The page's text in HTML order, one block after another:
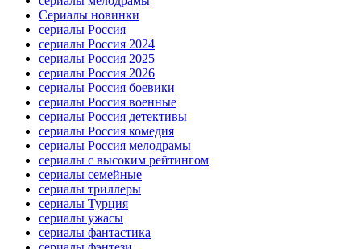
Сериалы новинки
сериалы Россия
сериалы Россия 2024
сериалы Россия 2025
сериалы Россия 2026
сериалы Россия боевики
сериалы Россия военные
сериалы Россия детективы
сериалы Россия комедия
сериалы Россия мелодрамы
сериалы с высоким рейтингом
сериалы семейные
сериалы триллеры
сериалы Турция
сериалы ужасы
сериалы фантастика